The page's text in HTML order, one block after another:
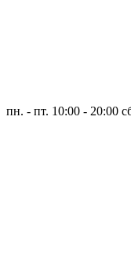
пн. - пт. 10:00 - 20:00